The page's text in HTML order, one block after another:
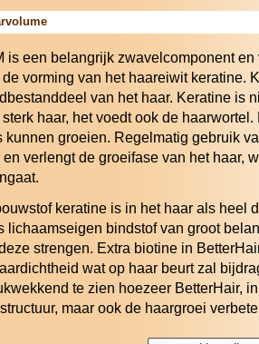
is een belangrijk zwavelcomponent
vorming van het haareiwit keratine.
van het haar. Keratine is
haar, het voedt ook de
kunnen groeien. Regelmatig gebruik
en verlengt de groeifase van het haar,
keratine is in het haar als heel
lichaamseigen bindstof van groot
strengen. Extra biotine in
wat op haar beurt zal
te zien hoezeer BetterHair,
maar ook de haargroei